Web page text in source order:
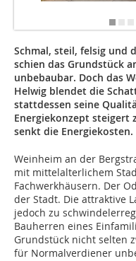
Schmal, steil, felsig und
schien das Grundstück
unbebaubar. Doch das
Helwig blendet die
stattdessen seine
Energiekonzept steigert
senkt die Energiekosten.
Weinheim an der
mit mittelalterlichem
Fachwerkhäusern. Der
der Stadt. Die attraktive
jedoch zu
Bauherren eines
Grundstück nicht selten
für Normalverdiener